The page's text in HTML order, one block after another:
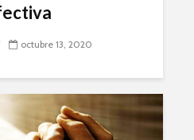
octubre 13, 2020